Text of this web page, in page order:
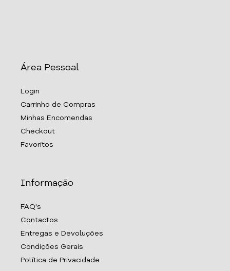
Área Pessoal
Login
Carrinho de Compras
Minhas Encomendas
Checkout
Favoritos
Informação
FAQ's
Contactos
Entregas e Devoluções
Condições Gerais
Política de Privacidade